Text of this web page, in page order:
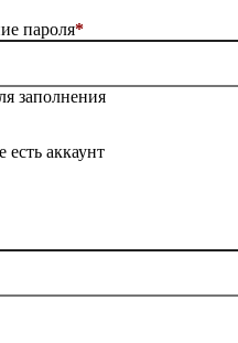
пароля*
заполнения
есть аккаунт